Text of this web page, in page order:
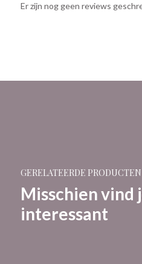
Er zijn nog geen reviews
GERELATEERDE PRODUCTEN
Misschien vind
interessant